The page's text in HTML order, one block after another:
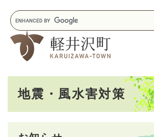
キ
ー
ワ
地震・風水害対策